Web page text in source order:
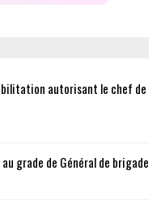
autorisant le chef de
grade de Général de brigade